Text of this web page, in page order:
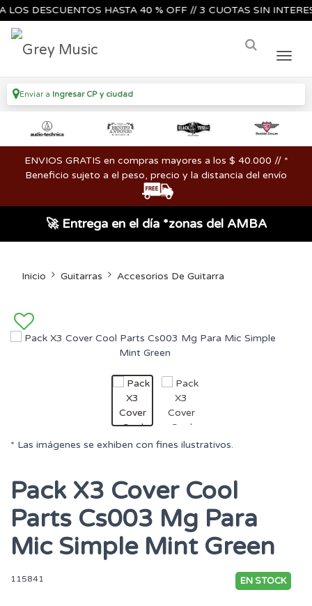
DESCUENTOS HASTA 40 % OFF // 3 CUOTAS SIN
Enviar a Ingresar CP y ciudad
ENVIOS GRATIS en compras mayores a los $ 40.000 // *
Beneficio sujeto a el peso, precio y la distancia del envío
🚀 Entrega en el día *zonas del AMBA
Inicio Guitarras Accesorios De Guitarra
* Las imágenes se exhiben con fines ilustrativos.
Pack X3 Cover Cool
Parts Cs003 Mg Para
Mic Simple Mint Green
115841 EN STOCK